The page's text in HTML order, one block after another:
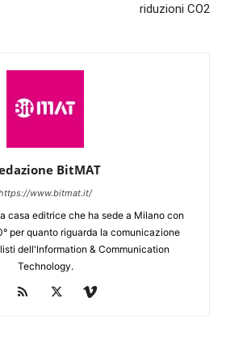
riduzioni CO2
BitMAT
www.bitmat.it/
casa editrice che ha sede a Milano con
per quanto riguarda la comunicazione
dell'lnformation & Communication
Technology.